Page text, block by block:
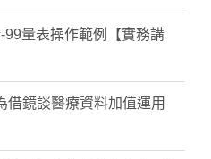
量表操作範例【實務講
借鏡談醫療資料加值運用